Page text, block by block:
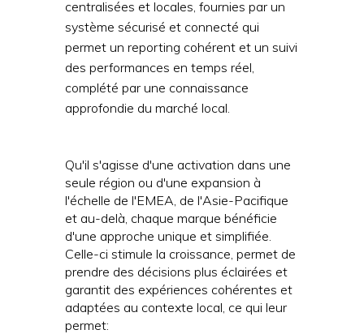
centralisées et locales, fournies par un
système sécurisé et connecté qui
permet un reporting cohérent et un suivi
des performances en temps réel,
complété par une connaissance
approfondie du marché local.
Qu'il s'agisse d'une activation dans une
seule région ou d'une expansion à
l'échelle de l'EMEA, de l'Asie-Pacifique
et au-delà, chaque marque bénéficie
d'une approche unique et simplifiée.
Celle-ci stimule la croissance, permet de
prendre des décisions plus éclairées et
garantit des expériences cohérentes et
adaptées au contexte local, ce qui leur
permet: